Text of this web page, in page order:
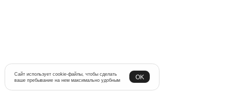
Сайт использует cookie-файлы, чтобы сделать
ваше пребывание на нем максимально удобным
OK